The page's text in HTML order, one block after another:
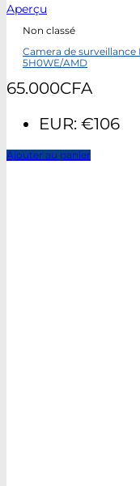
Aperçu
Non classé
Camera de surveillance
5H0WE/AMD
65.000CFA
EUR: €106
Ajouter au panier